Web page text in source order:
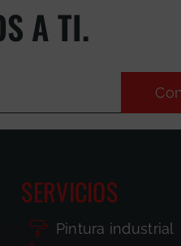
A TI.
SERVICIOS
Pintura industrial